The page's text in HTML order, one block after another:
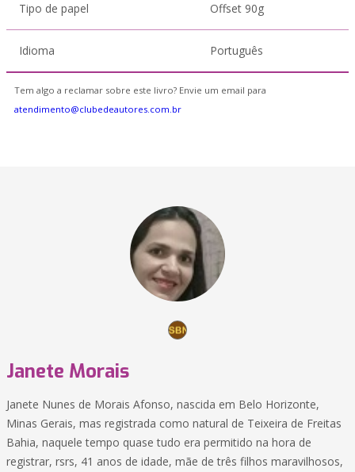
Tipo de papel Offset 90g
Idioma Português
Tem algo a reclamar sobre este livro? Envie um email para
atendimento@clubedeautores.com.br
Janete Morais
Janete Nunes de Morais Afonso, nascida em Belo Horizonte,
Minas Gerais, mas registrada como natural de Teixeira de Freitas
Bahia, naquele tempo quase tudo era permitido na hora de
registrar, rsrs, 41 anos de idade, mãe de três filhos maravilhosos,